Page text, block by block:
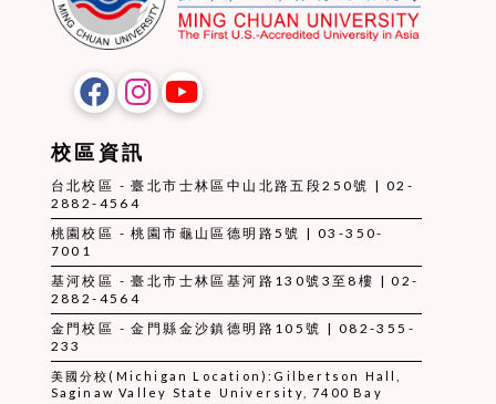
校區資訊
台北校區 - 臺北市士林區中山北路五段250號 | 02-
2882-4564
桃園校區 - 桃園市龜山區德明路5號 | 03-350-
7001
基河校區 - 臺北市士林區基河路130號3至8樓 | 02-
2882-4564
金門校區 - 金門縣金沙鎮德明路105號 | 082-355-
233
美國分校(Michigan Location):Gilbertson Hall,
Saginaw Valley State University, 7400 Bay